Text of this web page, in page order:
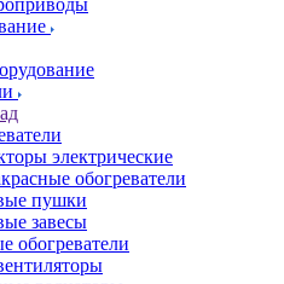
электрические
обогреватели
пушки
завесы
обогреватели